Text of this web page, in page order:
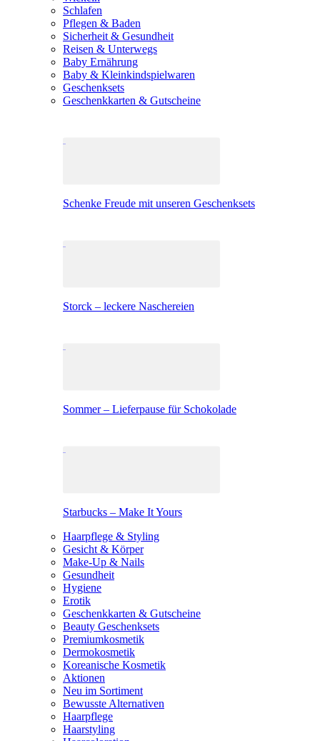
Schlafen
Pflegen & Baden
Sicherheit & Gesundheit
Reisen & Unterwegs
Baby Ernährung
Baby & Kleinkindspielwaren
Geschenksets
Geschenkkarten & Gutscheine
Schenke Freude mit unseren Geschenksets
Storck – leckere Naschereien
Sommer – Lieferpause für Schokolade
Starbucks – Make It Yours
Haarpflege & Styling
Gesicht & Körper
Make-Up & Nails
Gesundheit
Hygiene
Erotik
Geschenkkarten & Gutscheine
Beauty Geschenksets
Premiumkosmetik
Dermokosmetik
Koreanische Kosmetik
Aktionen
Neu im Sortiment
Bewusste Alternativen
Haarpflege
Haarstyling